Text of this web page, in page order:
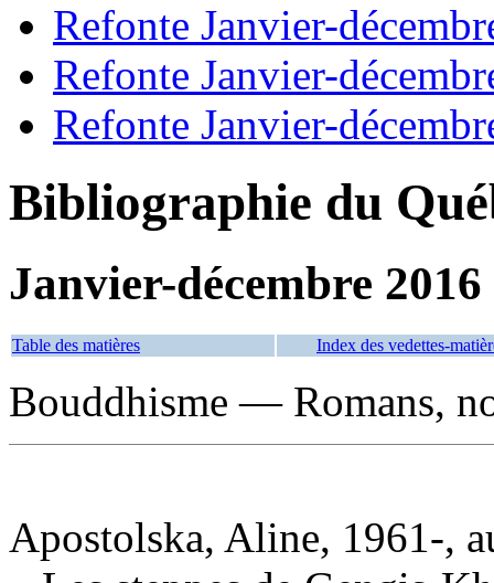
Refonte Janvier-
Refonte Janvier-
Refonte Janvier-
Bibliographie du
Janvier-décembre 2016
Table des matières Index des vedettes-
Bouddhisme — Romans,
Apostolska, Aline, 1961-,